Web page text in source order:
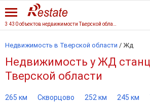
Недвижимость в Тверской области / Жд
Недвижимость у ЖД
Тверской области
265 км Скворцово 252 км 245 км